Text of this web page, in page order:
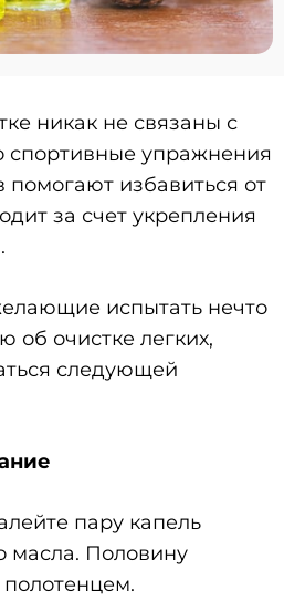
никак не связаны с
спортивные упражнения
избавиться от
за счет укрепления
испытать нечто
об очистке легких,
следующей
пару капель
масла. Половину